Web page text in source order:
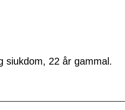
siukdom, 22 år gammal.